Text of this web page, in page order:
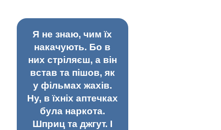
Я не знаю, чим їх
накачують. Бо в
них стріляєш, а він
встав та пішов, як
у фільмах жахів.
Ну, в їхніх аптечках
була наркота.
Шприц та джгут. І